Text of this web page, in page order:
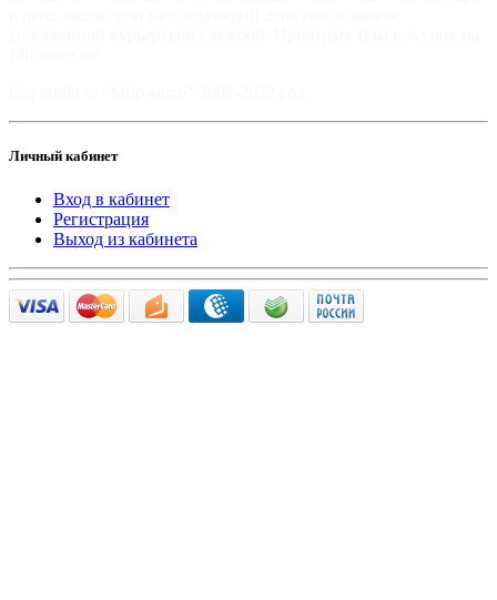
Личный кабинет
Вход в кабинет
Регистрация
Выход из кабинета